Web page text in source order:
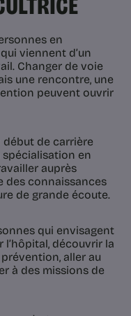
en
viennent d’un
Changer de voie
une rencontre, une
peuvent ouvrir
début de carrière
en
auprès
des connaissances
de grande écoute.
qui envisagent
découvrir la
aller au
à des missions de